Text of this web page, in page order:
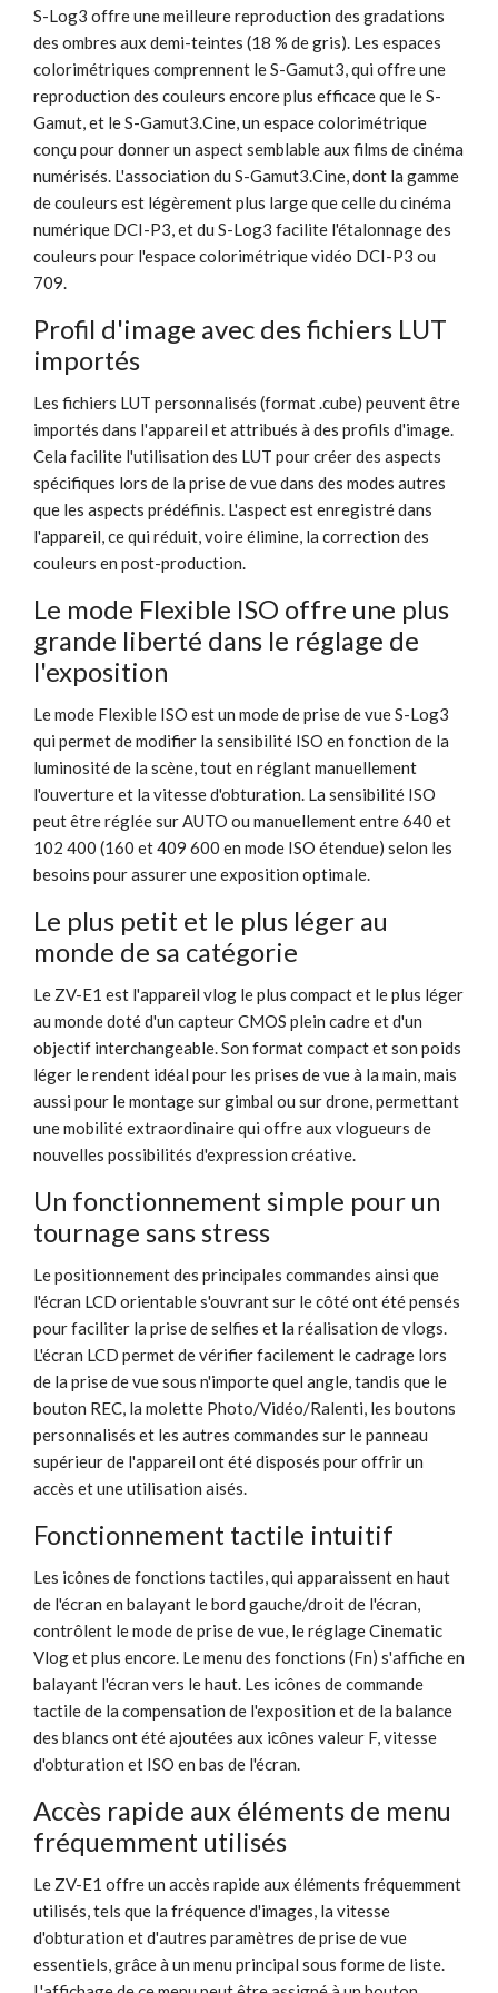
S-Log3 offre une meilleure reproduction des gradations
des ombres aux demi-teintes (18 % de gris). Les espaces
colorimétriques comprennent le S-Gamut3, qui offre une
reproduction des couleurs encore plus efficace que le S-
Gamut, et le S-Gamut3.Cine, un espace colorimétrique
conçu pour donner un aspect semblable aux films de cinéma
numérisés. L'association du S-Gamut3.Cine, dont la gamme
de couleurs est légèrement plus large que celle du cinéma
numérique DCI-P3, et du S-Log3 facilite l'étalonnage des
couleurs pour l'espace colorimétrique vidéo DCI-P3 ou
709.
Profil d'image avec des fichiers LUT
importés
Les fichiers LUT personnalisés (format .cube) peuvent être
importés dans l'appareil et attribués à des profils d'image.
Cela facilite l'utilisation des LUT pour créer des aspects
spécifiques lors de la prise de vue dans des modes autres
que les aspects prédéfinis. L'aspect est enregistré dans
l'appareil, ce qui réduit, voire élimine, la correction des
couleurs en post-production.
Le mode Flexible ISO offre une plus
grande liberté dans le réglage de
l'exposition
Le mode Flexible ISO est un mode de prise de vue S-Log3
qui permet de modifier la sensibilité ISO en fonction de la
luminosité de la scène, tout en réglant manuellement
l'ouverture et la vitesse d'obturation. La sensibilité ISO
peut être réglée sur AUTO ou manuellement entre 640 et
102 400 (160 et 409 600 en mode ISO étendue) selon les
besoins pour assurer une exposition optimale.
Le plus petit et le plus léger au
monde de sa catégorie
Le ZV-E1 est l'appareil vlog le plus compact et le plus léger
au monde doté d'un capteur CMOS plein cadre et d'un
objectif interchangeable. Son format compact et son poids
léger le rendent idéal pour les prises de vue à la main, mais
aussi pour le montage sur gimbal ou sur drone, permettant
une mobilité extraordinaire qui offre aux vlogueurs de
nouvelles possibilités d'expression créative.
Un fonctionnement simple pour un
tournage sans stress
Le positionnement des principales commandes ainsi que
l'écran LCD orientable s'ouvrant sur le côté ont été pensés
pour faciliter la prise de selfies et la réalisation de vlogs.
L'écran LCD permet de vérifier facilement le cadrage lors
de la prise de vue sous n'importe quel angle, tandis que le
bouton REC, la molette Photo/Vidéo/Ralenti, les boutons
personnalisés et les autres commandes sur le panneau
supérieur de l'appareil ont été disposés pour offrir un
accès et une utilisation aisés.
Fonctionnement tactile intuitif
Les icônes de fonctions tactiles, qui apparaissent en haut
de l'écran en balayant le bord gauche/droit de l'écran,
contrôlent le mode de prise de vue, le réglage Cinematic
Vlog et plus encore. Le menu des fonctions (Fn) s'affiche en
balayant l'écran vers le haut. Les icônes de commande
tactile de la compensation de l'exposition et de la balance
des blancs ont été ajoutées aux icônes valeur F, vitesse
d'obturation et ISO en bas de l'écran.
Accès rapide aux éléments de menu
fréquemment utilisés
Le ZV-E1 offre un accès rapide aux éléments fréquemment
utilisés, tels que la fréquence d'images, la vitesse
d'obturation et d'autres paramètres de prise de vue
essentiels, grâce à un menu principal sous forme de liste.